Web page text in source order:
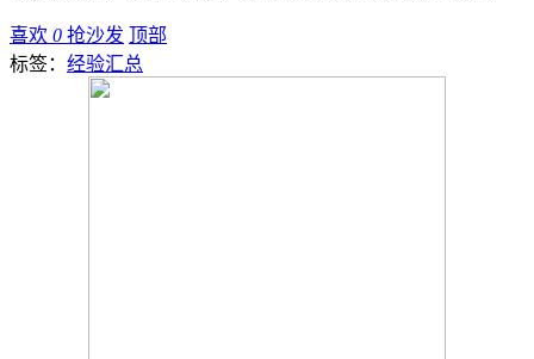
喜欢 0 抢沙发 顶部
标签： 经验汇总